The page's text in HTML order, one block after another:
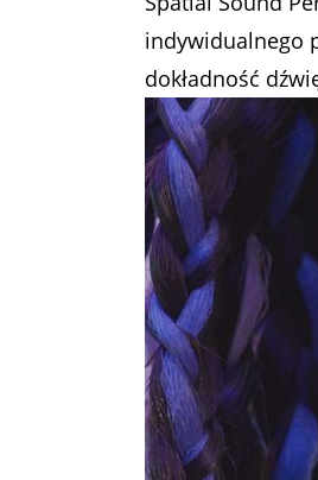
indywidualnego
dokładność